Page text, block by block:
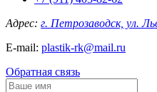
Адрес: г. Петрозаводск, ул.
E-mail: plastik-rk@mail.ru
Обратная связь